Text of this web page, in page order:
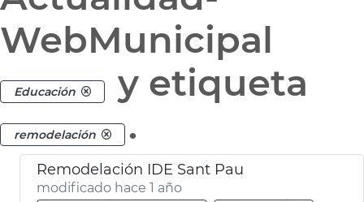
WebMunicipal
Educación y etiqueta
remodelación .
Remodelación IDE Sant Pau
modificado hace 1 año